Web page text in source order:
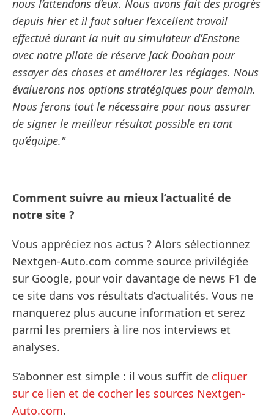
nous l’attendons d’eux. Nous avons fait des progrès
depuis hier et il faut saluer l’excellent travail
effectué durant la nuit au simulateur d’Enstone
avec notre pilote de réserve Jack Doohan pour
essayer des choses et améliorer les réglages. Nous
évaluerons nos options stratégiques pour demain.
Nous ferons tout le nécessaire pour nous assurer
de signer le meilleur résultat possible en tant
qu’équipe."
Comment suivre au mieux l’actualité de
notre site ?
Vous appréciez nos actus ? Alors sélectionnez
Nextgen-Auto.com comme source privilégiée
sur Google, pour voir davantage de news F1 de
ce site dans vos résultats d’actualités. Vous ne
manquerez plus aucune information et serez
parmi les premiers à lire nos interviews et
analyses.
S’abonner est simple : il vous suffit de cliquer
sur ce lien et de cocher les sources Nextgen-
Auto.com.